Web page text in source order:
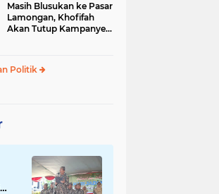
Masih Blusukan ke Pasar
Lamongan, Khofifah
Akan Tutup Kampanye
Politik